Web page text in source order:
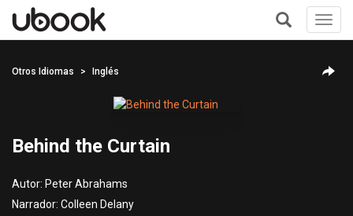
+
Otros Idiomas Inglés
Behind the Curtain
Autor: Peter Abrahams
Narrador: Colleen Delany